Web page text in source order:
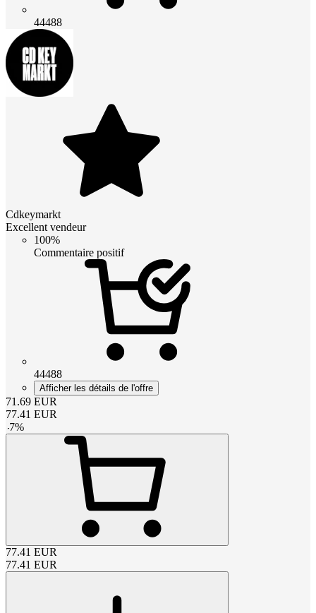
44488
Cdkeymarkt
Excellent vendeur
100%
Commentaire positif
44488
Afficher les détails de l'offre
71.69 EUR
77.41 EUR
-7%
77.41 EUR
77.41 EUR